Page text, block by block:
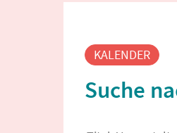
KALENDER
Suche